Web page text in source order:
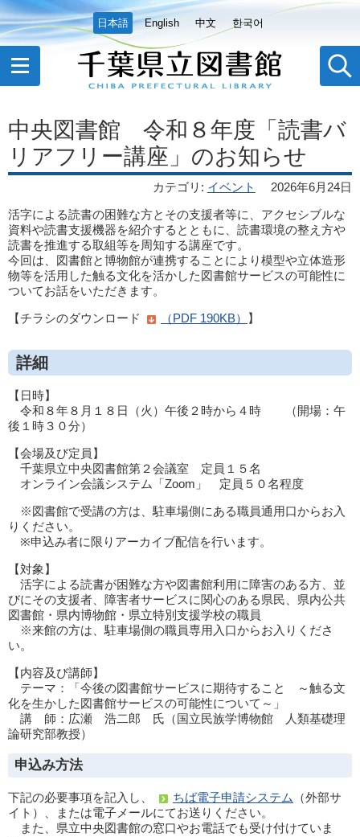
日本語 English 中文 한국어
中央図書館 令和８年度「読書バ
リアフリー講座」のお知らせ
カテゴリ : イベント
2026年6月24日
活字による読書の困難な方とその支援者等に、アクセシブルな
資料や読書支援機器を紹介するとともに、読書環境の整え方や
読書を推進する取組等を周知する講座です。
今回は、図書館と博物館が連携することにより模型や立体造形
物等を活用した触る文化を活かした図書館サービスの可能性に
ついてお話をいただきます。
【チラシのダウンロード
（PDF 190KB） 】
詳細
【日時】
令和８年８月１８日（火）午後２時から４時 （開場：午
後１時３０分）
【会場及び定員】
千葉県立中央図書館第２会議室 定員１５名
オンライン会議システム「Zoom」 定員５０名程度
※図書館で受講の方は、駐車場側にある職員通用口からお入
りください。
※申込み者に限りアーカイブ配信を行います。
【対象】
活字による読書が困難な方や図書館利用に障害のある方、並
びにその支援者、障害者サービスに関心のある県民、県内公共
図書館・県内博物館・県立特別支援学校の職員
※来館の方は、駐車場側の職員専用入口からお入りくださ
い。
【内容及び講師】
テーマ：「今後の図書館サービスに期待すること ～触る文
化を生かした図書館サービスの可能性について～」
講 師：広瀬 浩二郎 氏（国立民族学博物館 人類基礎理
論研究部教授）
申込み方法
下記の必要事項を記入し、 ちば電子申請システム
（外部サ
イト）、または電子メールにてお送りください。
また、県立中央図書館の窓口やお電話でも受け付けていま